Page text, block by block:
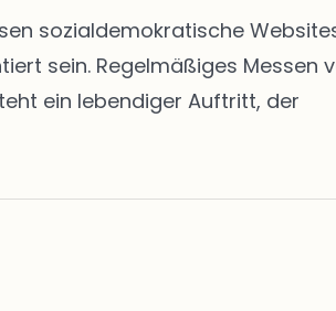
sozialdemokratische
sein. Regelmäßiges Messen
ein lebendiger Auftritt, der